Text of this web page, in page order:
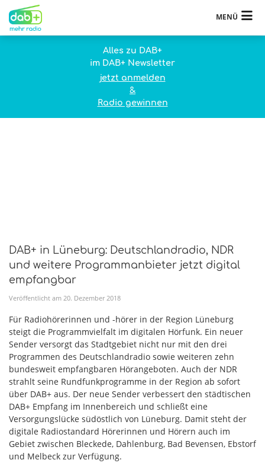
MENÜ
Alles zu DAB+
im DAB+ Newsletter
jetzt anmelden
&
Radio gewinnen
DAB+ in Lüneburg: Deutschlandradio, NDR
und weitere Programmanbieter jetzt digital
empfangbar
Veröffentlicht am 20. Dezember 2018
Für Radiohörerinnen und -hörer in der Region Lüneburg
steigt die Programmvielfalt im digitalen Hörfunk. Ein neuer
Sender versorgt das Stadtgebiet nicht nur mit den drei
Programmen des Deutschlandradio sowie weiteren zehn
bundesweit empfangbaren Hörangeboten. Auch der NDR
strahlt seine Rundfunkprogramme in der Region ab sofort
über DAB+ aus. Der neue Sender verbessert den städtischen
DAB+ Empfang im Innenbereich und schließt eine
Versorgungslücke südöstlich von Lüneburg. Damit steht der
digitale Radiostandard Hörerinnen und Hörern auch im
Gebiet zwischen Bleckede, Dahlenburg, Bad Bevensen, Ebstorf
und Melbeck zur Verfügung.